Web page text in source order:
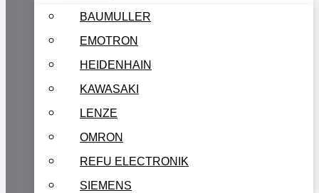
BAUMULLER
EMOTRON
HEIDENHAIN
KAWASAKI
LENZE
OMRON
REFU ELECTRONIK
SIEMENS